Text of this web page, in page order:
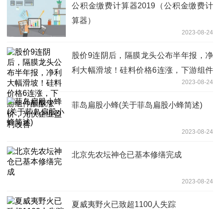
公积金缴费计算器2019（公积金缴费计
算器）
2023-08-24
股价9连阴后，隔膜龙头公布半年报，净
利大幅滑坡！硅料价格6连涨，下游组件
2023-08-24
菲岛扁股小蜂(关于菲岛扁股小蜂简述)
2023-08-24
北京先农坛神仓已基本修缮完成
2023-08-24
夏威夷野火已致超1100人失踪